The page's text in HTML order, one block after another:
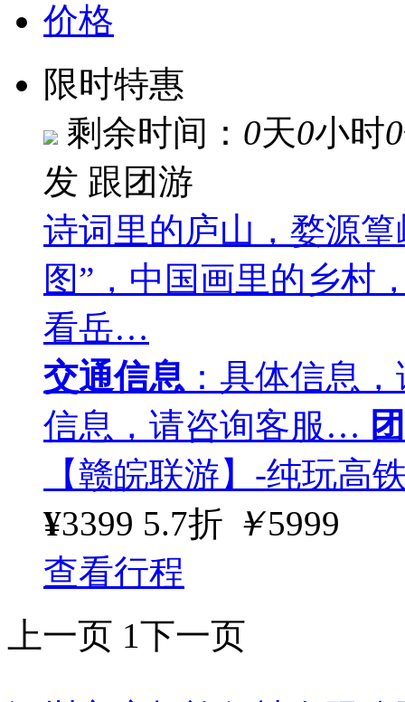
价格
限时特惠
剩余时间： 0天0小时0
发 跟团游
诗词里的庐山，婺源
图”，中国画里的乡村
看岳…
交通信息 ：具体信息
信息，请咨询客服…
【赣皖联游】-纯玩高
¥3399 5.7折 ￥5999
查看行程
上一页 1下一页